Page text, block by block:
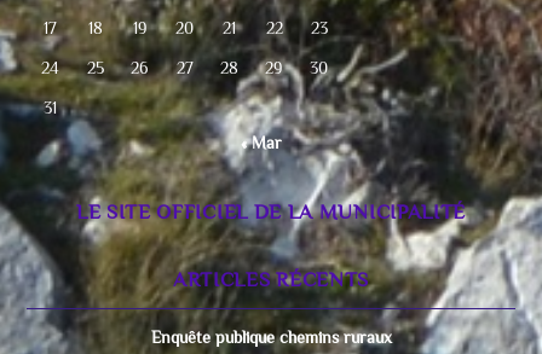
17 18 19 20 21 22 23
24 25 26 27 28 29 30
31
« Mar
LE SITE OFFICIEL DE LA MUNICIPALITÉ
ARTICLES RÉCENTS
Enquête publique chemins ruraux